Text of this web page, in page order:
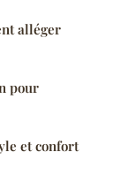
alléger
pour
et confort